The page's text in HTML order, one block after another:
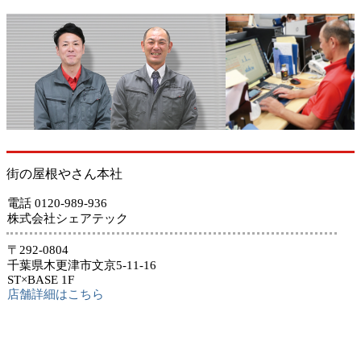
街の屋根やさん本社
電話 0120-989-936
株式会社シェアテック
〒292-0804
千葉県木更津市文京5-11-16
ST×BASE 1F
店舗詳細はこちら